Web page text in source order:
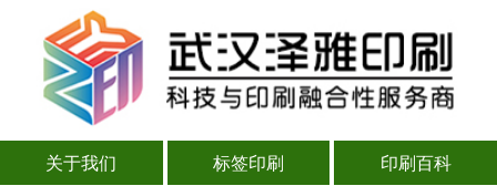
关于我们 标签印刷
印刷百科